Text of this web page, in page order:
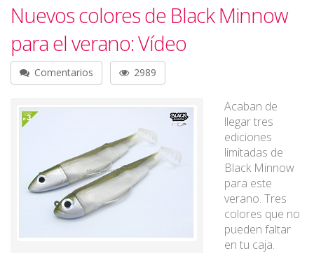
Nuevos colores de Black Minnow
para el verano: Vídeo
Comentarios 2989
Acaban de
llegar tres
ediciones
limitadas de
Black Minnow
para este
verano. Tres
colores que no
pueden faltar
en tu caja.